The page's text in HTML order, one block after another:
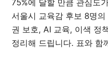
75%에 달할 만큼 관심도
서울시 교육감 후보 8명
권 보호, AI 교육, 이색 정
정리해 드립니다. 표와 함